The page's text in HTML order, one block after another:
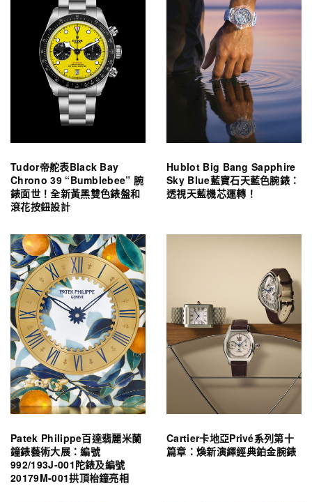
Tudor帝舵表Black Bay
Chrono 39 “Bumblebee” 腕
錶面世！全新黃黑雙色錶盤和
滾花按鈕設計
Hublot Big Bang Sapphire
Sky Blue藍寶石天藍色腕錶：
透視天藍機芯運轉！
Patek Philippe百達翡麗米蘭
鐘錶藝術大展：編號
992/193J-001陀錶及編號
20179M-001拱頂枱鐘亮相
Cartier卡地亞Privé系列第十
篇章：煥新演繹經典鉑金腕錶